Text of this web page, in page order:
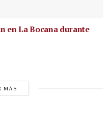
en La Bocana durante
MÁS